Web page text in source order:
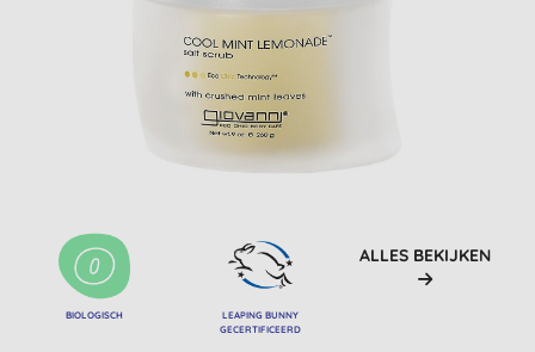
BIOLOGISCH
LEAPING BUNNY
GECERTIFICEERD
ALLES BEKIJKEN